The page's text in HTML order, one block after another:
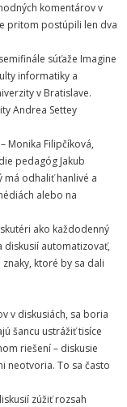
komentárov v
pritom postúpili len dva
súťaže Imagine
informatiky a
v Bratislave.
Andrea Settey
Monika Filipčíková,
pedagóg Jakub
má odhaliť hanlivé a
alebo na
ako každodenný
diskusií automatizovať,
ktoré by sa dali
v diskusiách, sa boria
šancu ustrážiť tisíce
riešení – diskusie
neotvoria. To sa často
zúžiť rozsah